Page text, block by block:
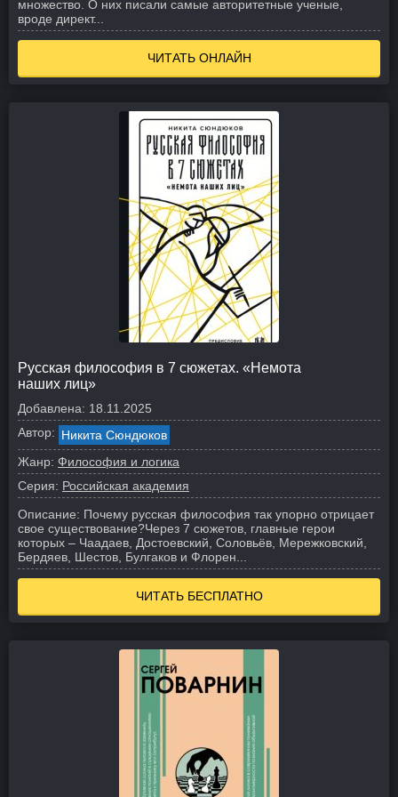
множество. О них писали самые авторитетные ученые,
вроде директ...
ЧИТАТЬ ОНЛАЙН
Русская философия в 7 сюжетах. «Немота
наших лиц»
Добавлена: 18.11.2025
Автор: Никита Сюндюков
Жанр: Философия и логика
Серия: Российская академия
Описание: Почему русская философия так упорно отрицает
свое существование?Через 7 сюжетов, главные герои
которых – Чаадаев, Достоевский, Соловьёв, Мережковский,
Бердяев, Шестов, Булгаков и Флорен...
ЧИТАТЬ БЕСПЛАТНО